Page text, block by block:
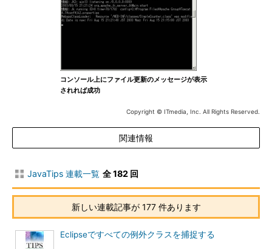
コンソール上にファイル更新のメッセージが表示
されれば成功
Copyright © ITmedia, Inc. All Rights Reserved.
関連情報
JavaTips 連載一覧 全 182 回
新しい連載記事が 177 件あります
Eclipseですべての例外クラスを捕捉する